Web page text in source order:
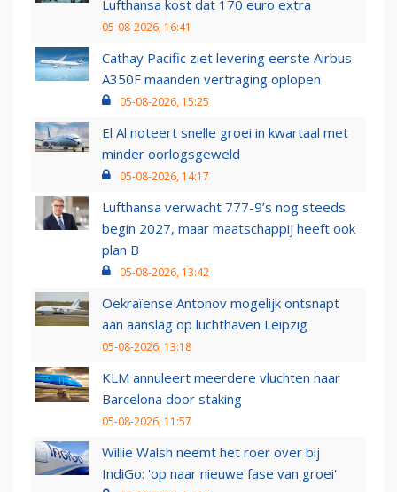
Lufthansa kost dat 170 euro extra
05-08-2026, 16:41
Cathay Pacific ziet levering eerste Airbus
A350F maanden vertraging oplopen
05-08-2026, 15:25
El Al noteert snelle groei in kwartaal met
minder oorlogsgeweld
05-08-2026, 14:17
Lufthansa verwacht 777-9’s nog steeds
begin 2027, maar maatschappij heeft ook
plan B
05-08-2026, 13:42
Oekraïense Antonov mogelijk ontsnapt
aan aanslag op luchthaven Leipzig
05-08-2026, 13:18
KLM annuleert meerdere vluchten naar
Barcelona door staking
05-08-2026, 11:57
Willie Walsh neemt het roer over bij
IndiGo: 'op naar nieuwe fase van groei'